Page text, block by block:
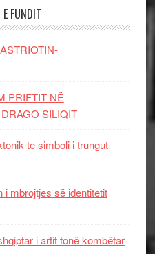
FUNDIT
PRIFTIT NË
SILIQIT
te simboli i trungut
i mbrojtjes së identitetit
i artit tonë kombëtar